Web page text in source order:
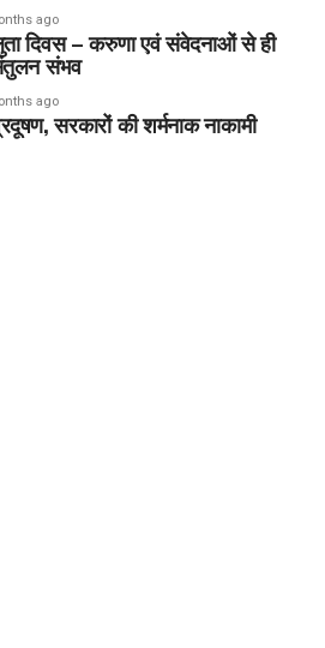
ago
दिवस – करुणा एवं संवेदनाओं से ही
संभव
ago
सरकारों की शर्मनाक नाकामी